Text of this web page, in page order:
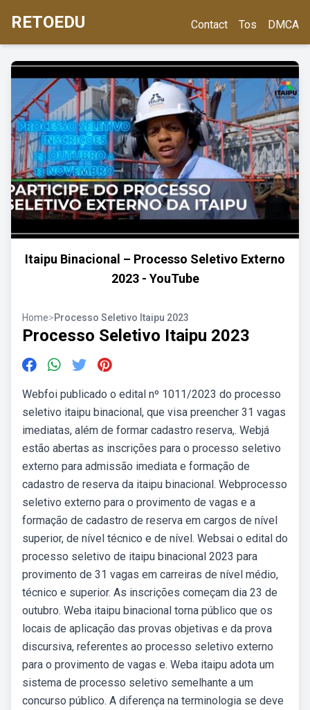
RETOEDU Contact Tos DMCA
Itaipu Binacional – Processo Seletivo Externo
2023 - YouTube
Home>Processo Seletivo Itaipu 2023
Processo Seletivo Itaipu 2023
Webfoi publicado o edital nº 1011/2023 do processo
seletivo itaipu binacional, que visa preencher 31 vagas
imediatas, além de formar cadastro reserva,. Webjá
estão abertas as inscrições para o processo seletivo
externo para admissão imediata e formação de
cadastro de reserva da itaipu binacional. Webprocesso
seletivo externo para o provimento de vagas e a
formação de cadastro de reserva em cargos de nível
superior, de nível técnico e de nível. Websai o edital do
processo seletivo de itaipu binacional 2023 para
provimento de 31 vagas em carreiras de nível médio,
técnico e superior. As inscrições começam dia 23 de
outubro. Weba itaipu binacional torna público que os
locais de aplicação das provas objetivas e da prova
discursiva, referentes ao processo seletivo externo
para o provimento de vagas e. Weba itaipu adota um
sistema de processo seletivo semelhante a um
concurso público. A diferença na terminologia se deve